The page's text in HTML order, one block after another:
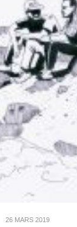
26 MARS 2019